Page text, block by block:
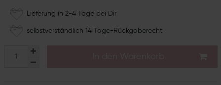
Lieferung in 2-4 Tage bei Dir
selbstverständlich 14 Tage-Rückgaberecht